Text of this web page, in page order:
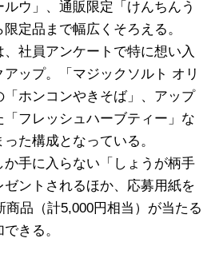
ルウ」、通販限定「けんちんう
定品まで幅広くそろえる。
社員アンケートで特に想い入
ップ。「マジックソルト オリ
「ホンコンやきそば」、アップ
フレッシュハーブティー」な
た構成となっている。
手に入らない「しょうが柄手
ントされるほか、応募用紙を
商品（計5,000円相当）が当たる
きる。